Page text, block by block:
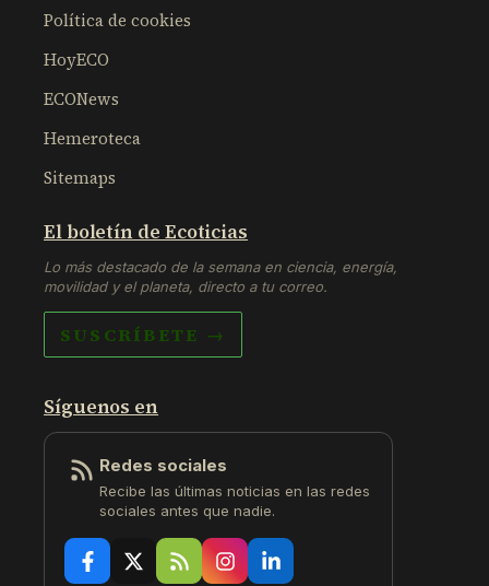
Política de cookies
HoyECO
ECONews
Hemeroteca
Sitemaps
El boletín de Ecoticias
Lo más destacado de la semana en ciencia, energía,
movilidad y el planeta, directo a tu correo.
SUSCRÍBETE →
Síguenos en
Redes sociales
Recibe las últimas noticias en las redes
sociales antes que nadie.